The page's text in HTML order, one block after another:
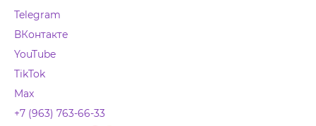
Telegram
ВКонтакте
YouTube
TikTok
Max
+7 (963) 763-66-33